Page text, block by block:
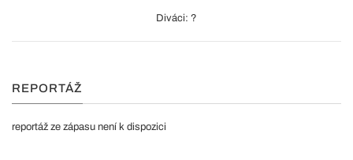
Diváci: ?
REPORTÁŽ
reportáž ze zápasu není k dispozici